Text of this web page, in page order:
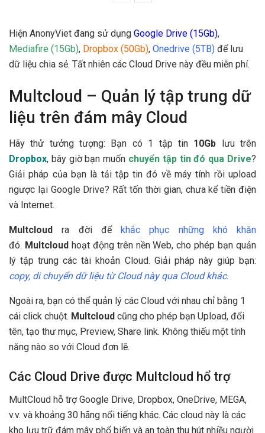
Hiện AnonyViet đang sử dụng Google Drive (15Gb),
Mediafire (15Gb), Dropbox (50Gb), Onedrive (5TB) để lưu
dữ liệu chia sẻ. Tất nhiên các Cloud Drive này đều miễn phí.
Multcloud – Quản lý tập trung dữ
liệu trên đám mây Cloud
Hãy thử tưởng tượng: Bạn có 1 tập tin 10Gb lưu trên
Dropbox, bây giờ bạn muốn chuyển tập tin đó qua Drive?
Giải pháp của bạn là tải tập tin đó về máy tính rồi upload
ngược lại Google Drive? Rất tốn thời gian, chưa kể tiền điện
và Internet.
Multcloud ra đời để
khắc phục những khó khăn
đó. Multcloud hoạt động trên nền Web, cho phép bạn quản
lý tập trung các tài khoản Cloud. Giải pháp này giúp bạn:
copy, di chuyển dữ liệu từ Cloud này qua Cloud khác.
Ngoài ra, bạn có thể quản lý các Cloud với nhau chỉ bằng 1
cái click chuột. Multcloud cũng cho phép bạn Upload, đổi
tên, tạo thư mục, Preview, Share link. Không thiếu một tính
năng nào so với Cloud đơn lẽ.
Các Cloud Drive được Multcloud hổ trợ
MultCloud hỗ trợ Google Drive, Dropbox, OneDrive, MEGA,
v.v. và khoảng 30 hãng nổi tiếng khác. Các cloud này là các
kho lưu trữ đám mây phổ biến và an toàn thu hút nhiều người